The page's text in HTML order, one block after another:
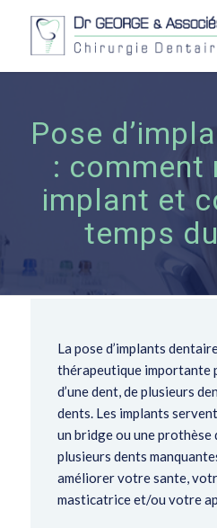
Pose
: comment
implant et
temps
La pose d’implants
thérapeutique importante
d’une dent, de plusieurs
dents. Les implants
un bridge ou une prothèse
plusieurs dents
améliorer votre sante,
masticatrice et/ou votre